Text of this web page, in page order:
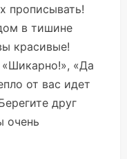
прописывать!
в тишине
красивые!
«Да
от вас идет
друг
очень